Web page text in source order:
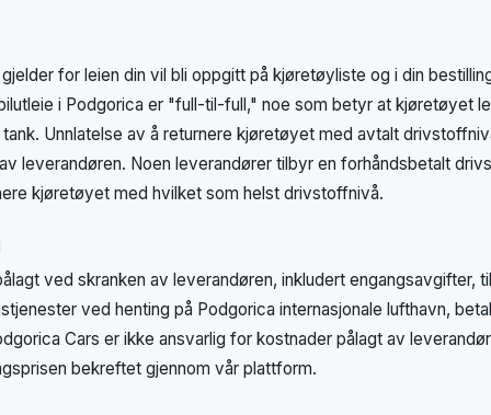
for leien din vil bli oppgitt på kjøretøyliste og i din
i Podgorica er "full-til-full," noe som betyr at kjøretøyet
Unnlatelse av å returnere kjøretøyet med avtalt
leverandøren. Noen leverandører tilbyr en forhåndsbetalt
kjøretøyet med hvilket som helst drivstoffnivå.
ved skranken av leverandøren, inkludert engangsavgifter,
ved henting på Podgorica internasjonale lufthavn,
Cars er ikke ansvarlig for kostnader pålagt av
bekreftet gjennom vår plattform.